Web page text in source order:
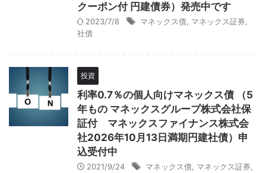
クーポン付 円建債券）発売中です
2023/7/8 マネックス債 マネックス証券
社債
投資
利率0.7％の個人向けマネックス債 （5
年もの マネックスグループ株式会社保
証付 マネックスファイナンス株式会
社2026年10月13日満期円建社債）申
込受付中
2021/9/24 マネックス債 マネックス証券